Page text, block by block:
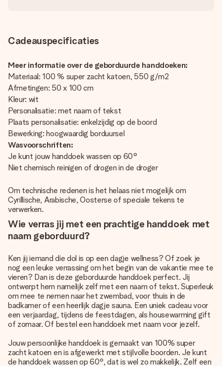
Cadeauspecificaties
Meer informatie over de geborduurde handdoeken:
Materiaal: 100 % super zacht katoen, 550 g/m2
Afmetingen: 50 x 100 cm
Kleur: wit
Personalisatie: met naam of tekst
Plaats personalisatie: enkelzijdig op de boord
Bewerking: hoogwaardig borduursel
Wasvoorschriften:
Je kunt jouw handdoek wassen op 60°
Niet chemisch reinigen of drogen in de droger
Om technische redenen is het helaas niet mogelijk om
Cyrillische, Arabische, Oosterse of speciale tekens te
verwerken.
Wie verras jij met een prachtige handdoek met
naam geborduurd?
Ken jij iemand die dol is op een dagje wellness? Of zoek je
nog een leuke verrassing om het begin van de vakantie mee te
vieren? Dan is deze geborduurde handdoek perfect. Jij
ontwerpt hem namelijk zelf met een naam of tekst. Superleuk
om mee te nemen naar het zwembad, voor thuis in de
badkamer of een heerlijk dagje sauna. Een uniek cadeau voor
een verjaardag, tijdens de feestdagen, als housewarming gift
of zomaar. Of bestel een handdoek met naam voor jezelf.
Jouw persoonlijke handdoek is gemaakt van 100% super
zacht katoen en is afgewerkt met stijlvolle boorden. Je kunt
de handdoek wassen op 60°, dat is wel zo makkelijk. Zelf een